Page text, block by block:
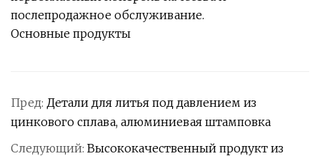
послепродажное обслуживание.
Основные продукты
Пред: Детали для литья под давлением из
цинкового сплава, алюминиевая штамповка
Следующий: Высококачественный продукт из